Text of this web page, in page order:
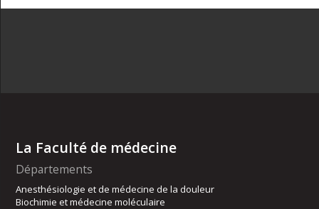
La Faculté de médecine
Départements
Anesthésiologie et de médecine de la douleur
Biochimie et médecine moléculaire